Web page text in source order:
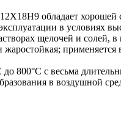
обладает хорошей
в условиях
щелочей и солей,
применяется
до 800°С с весьма
в воздушной